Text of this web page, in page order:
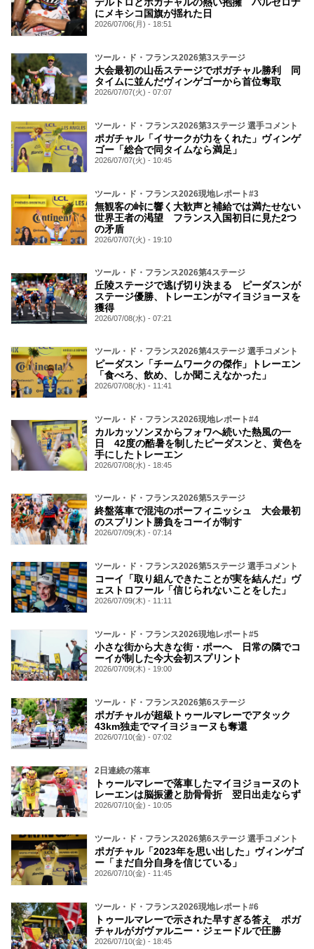
にメキシコ国旗が揺れた日
2026/07/06(月) - 18:51
ツール・ド・フランス2026第3ステージ
大会最初の山岳ステージでポガチャル勝利 同
タイムに並んだヴィンゲゴーから首位奪取
2026/07/07(火) - 07:07
ツール・ド・フランス2026第3ステージ 選手コメント
ポガチャル「イサークが力をくれた」ヴィンゲ
ゴー「総合で同タイムなら満足」
2026/07/07(火) - 10:45
ツール・ド・フランス2026現地レポート#3
無観客の峠に響く大歓声と補給では満たせない
世界王者の渇望 フランス入国初日に見た2つ
の矛盾
2026/07/07(火) - 19:10
ツール・ド・フランス2026第4ステージ
丘陵ステージで逃げ切り決まる ピーダスンが
ステージ優勝、トレーエンがマイヨジョーヌを
獲得
2026/07/08(水) - 07:21
ツール・ド・フランス2026第4ステージ 選手コメント
ピーダスン「チームワークの傑作」トレーエン
「食べろ、飲め、しか聞こえなかった」
2026/07/08(水) - 11:41
ツール・ド・フランス2026現地レポート#4
カルカッソンヌからフォワへ続いた熱風の一
日 42度の酷暑を制したピーダスンと、黄色を
手にしたトレーエン
2026/07/08(水) - 18:45
ツール・ド・フランス2026第5ステージ
終盤落車で混沌のポーフィニッシュ 大会最初
のスプリント勝負をコーイが制す
2026/07/09(木) - 07:14
ツール・ド・フランス2026第5ステージ 選手コメント
コーイ「取り組んできたことが実を結んだ」ヴ
ェストロフール「信じられないことをした」
2026/07/09(木) - 11:11
ツール・ド・フランス2026現地レポート#5
小さな街から大きな街・ポーへ 日常の隣でコ
ーイが制した今大会初スプリント
2026/07/09(木) - 19:00
ツール・ド・フランス2026第6ステージ
ポガチャルが超級トゥールマレーでアタック
43km独走でマイヨジョーヌも奪還
2026/07/10(金) - 07:02
2日連続の落車
トゥールマレーで落車したマイヨジョーヌのト
レーエンは脳振盪と肋骨骨折 翌日出走ならず
2026/07/10(金) - 10:05
ツール・ド・フランス2026第6ステージ 選手コメント
ポガチャル「2023年を思い出した」ヴィンゲゴ
ー「まだ自分自身を信じている」
2026/07/10(金) - 11:45
ツール・ド・フランス2026現地レポート#6
トゥールマレーで示された早すぎる答え ポガ
チャルがガヴァルニー・ジェードルで圧勝
2026/07/10(金) - 18:45